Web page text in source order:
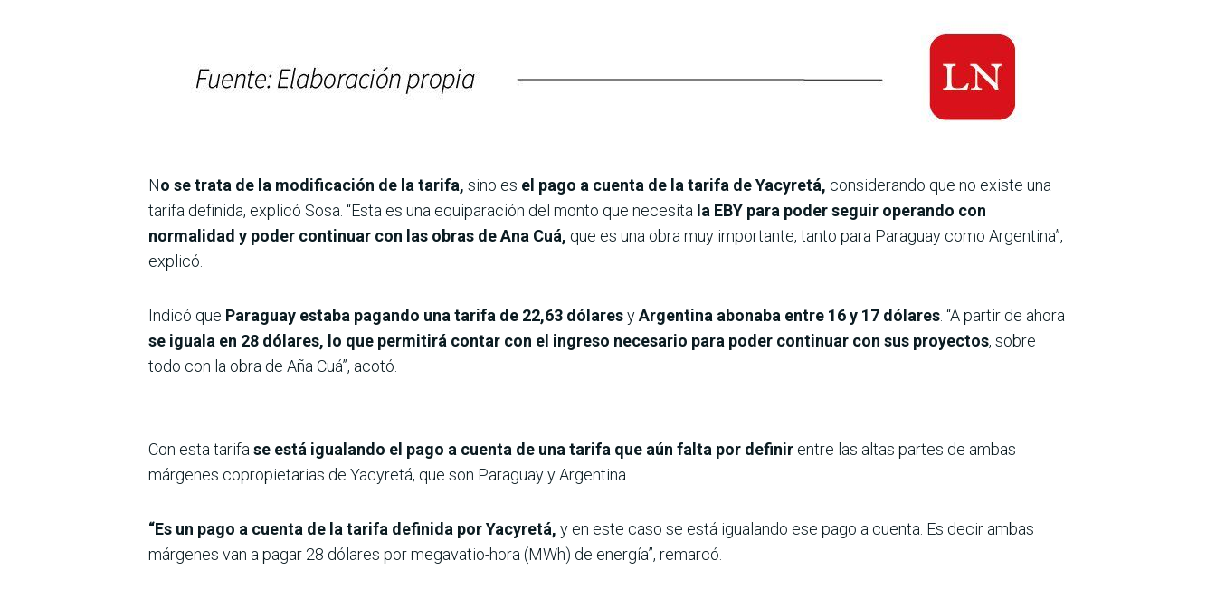
No se trata de la modificación de la tarifa, sino es el pago a cuenta de la tarifa de Yacyretá, considerando que no existe una
tarifa definida, explicó Sosa. “Esta es una equiparación del monto que necesita la EBY para poder seguir operando con
normalidad y poder continuar con las obras de Ana Cuá, que es una obra muy importante, tanto para Paraguay como Argentina”,
explicó.
Indicó que Paraguay estaba pagando una tarifa de 22,63 dólaresyArgentina abonaba entre 16 y 17 dólares . “A partir de ahora
se iguala en 28 dólares, lo que permitirá contar con el ingreso necesario para poder continuar con sus proyectos, sobre
todo con la obra de Aña Cuá”, acotó.
Con esta tarifa se está igualando el pago a cuenta de una tarifa que aún falta por definir entre las altas partes de ambas
márgenes copropietarias de Yacyretá, que son Paraguay y Argentina.
“Es un pago a cuenta de la tarifa definida por Yacyretá, y en este caso se está igualando ese pago a cuenta. Es decir ambas
márgenes van a pagar 28 dólares por megavatio-hora (MWh) de energía”, remarcó.